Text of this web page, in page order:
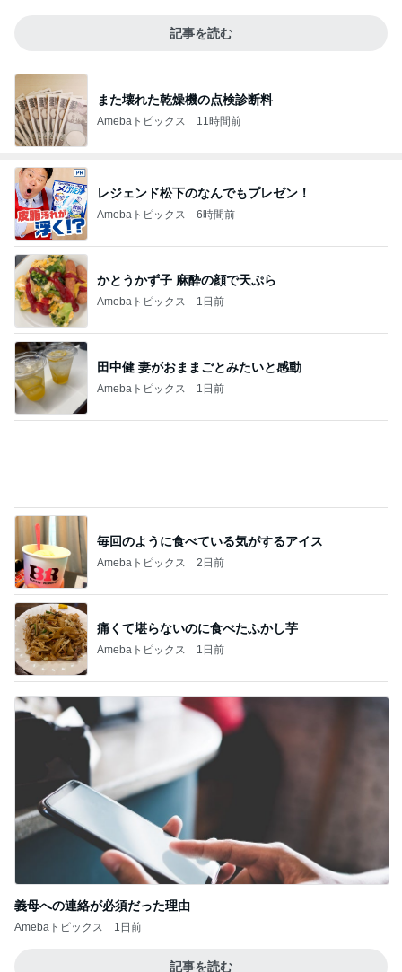
記事を読む
また壊れた乾燥機の点検診断料
Amebaトピックス 11時間前
レジェンド松下のなんでもプレゼン！
Amebaトピックス 6時間前
かとうかず子 麻酔の顔で天ぷら
Amebaトピックス 1日前
田中健 妻がおままごとみたいと感動
Amebaトピックス 1日前
痛くて堪らないのに食べたふかし芋
Amebaトピックス 1日前
義母への連絡が必須だった理由
Amebaトピックス
記事を読む
Amebaトピックス 1日前